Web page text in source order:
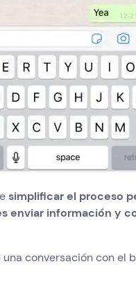
simplificar el proceso
enviar información y
una conversación con el